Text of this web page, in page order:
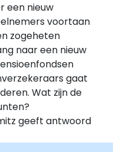
een nieuw
voortaan
zogeheten
naar een nieuw
gaat
Wat zijn de
geeft antwoord